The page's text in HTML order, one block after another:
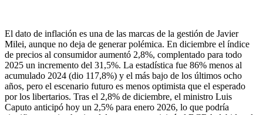
El dato de inflación es una de las marcas de la gestión de Javier
Milei, aunque no deja de generar polémica. En diciembre el índice
de precios al consumidor aumentó 2,8%, complentado para todo
2025 un incremento del 31,5%. La estadística fue 86% menos al
acumulado 2024 (dio 117,8%) y el más bajo de los últimos ocho
años, pero el escenario futuro es menos optimista que el esperado
por los libertarios. Tras el 2,8% de diciembre, el ministro Luis
Caputo anticipó hoy un 2,5% para enero 2026, lo que podría